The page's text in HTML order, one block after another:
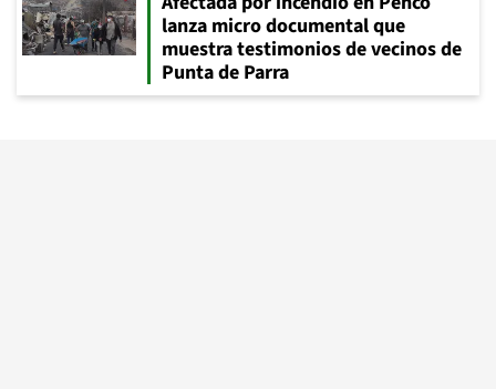
lanza micro documental que
muestra testimonios de vecinos de
Punta de Parra